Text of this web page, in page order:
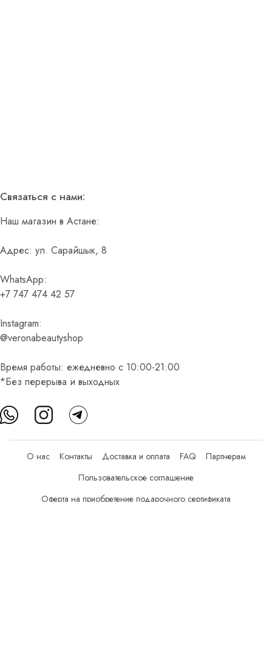
Связаться с нами:
Наш магазин в Астане:
Адрес: ул. Сарайшык, 8
WhatsApp:
+7 747 474 42 57
Instagram:
@veronabeautyshop
Время работы: ежедневно с 10:00-21:00
*Без перерыва и выходных
О нас Контакты Доставка и оплата FAQ
Партнерам
Пользовательское соглашение
Оферта на приобретение подарочного сертификата